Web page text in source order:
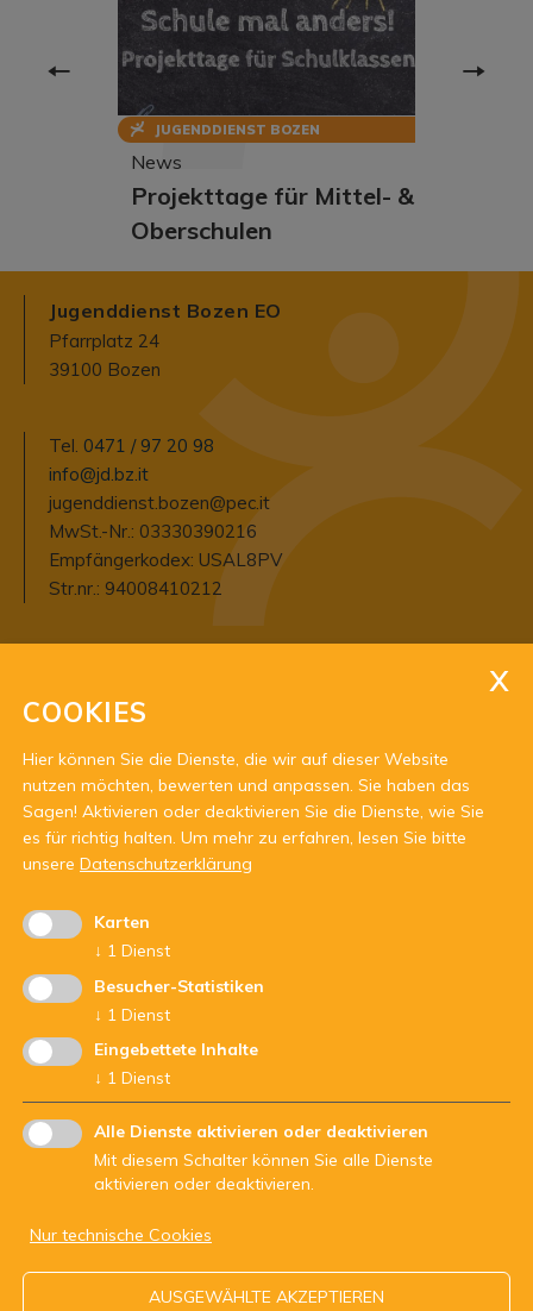
JUGENDDIENST BOZEN
News
Projekttage für Mittel- &
Oberschulen
Jugenddienst Bozen EO
Pfarrplatz 24
39100 Bozen
Tel. 0471 / 97 20 98
info@jd.bz.it
jugenddienst.bozen@pec.it
MwSt.-Nr.: 03330390216
Empfängerkodex: USAL8PV
Str.nr.: 94008410212
Open: Mo-Do 15.00-18.00 h
Im Sommer: bitte Termin vereinbaren
Mit Unterstützung von:
ARBEITSGEMEINSCHAFT DER JUGENDDIENSTE - Str.Nr.
COOKIES
Hier können Sie die Dienste, die wir auf dieser Website
nutzen möchten, bewerten und anpassen. Sie haben das
Sagen! Aktivieren oder deaktivieren Sie die Dienste, wie Sie
es für richtig halten. Um mehr zu erfahren, lesen Sie bitte
unsere Datenschutzerklärung
Karten
↓ 1 Dienst
Besucher-Statistiken
↓ 1 Dienst
Eingebettete Inhalte
↓ 1 Dienst
Alle Dienste aktivieren oder deaktivieren
Mit diesem Schalter können Sie alle Dienste
aktivieren oder deaktivieren.
Nur technische Cookies
AUSGEWÄHLTE AKZEPTIEREN